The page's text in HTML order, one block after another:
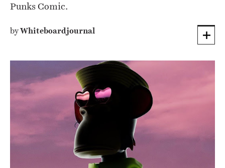
Punks Comic.
byWhiteboardjournal